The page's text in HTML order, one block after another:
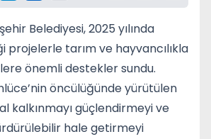
Belediyesi, 2025 yılında
projelerle tarım ve hayvancılıkla
önemli destekler sundu.
öncülüğünde yürütülen
kalkınmayı güçlendirmeyi ve
hale getirmeyi